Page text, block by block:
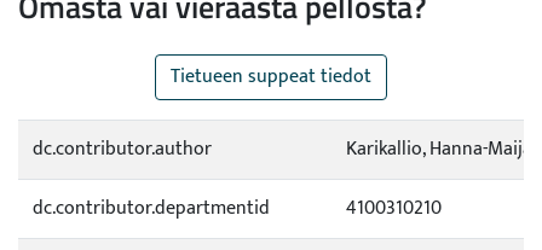
Tietueen suppeat tiedot
dc.contributor.author
Karikallio, Hanna-Maija
dc.contributor.departmentid
4100310210